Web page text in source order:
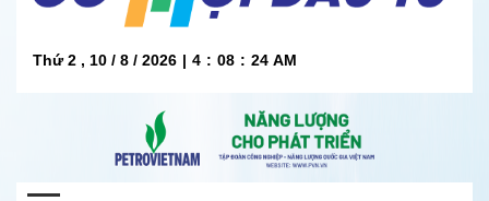
Thứ 2 , 10 / 8 / 2026 | 4 : 08 : 25 AM